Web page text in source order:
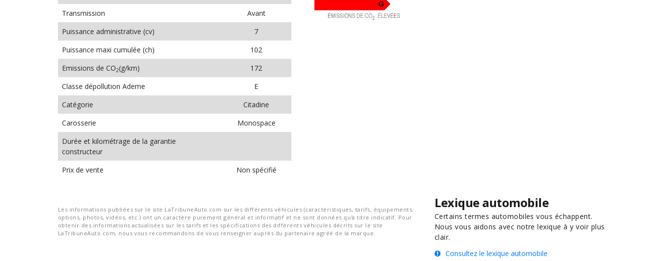
Transmission
Avant
Puissance administrative (cv)
7
Puissance maxi cumulée (ch)
102
Emissions de CO2(g/km)
172
Classe dépollution Ademe
E
Catégorie
Citadine
Carosserie
Monospace
Durée et kilométrage de la garantie
constructeur
Prix de vente
Non spécifié
Les informations publiées sur le site LaTribuneAuto.com sur les différents véhicules (caractéristiques, tarifs, équipements,
options, photos, vidéos, etc.) ont un caractère purement général et informatif et ne sont données qu'à titre indicatif. Pour
obtenir des informations actualisées sur les tarifs et les spécifications des différents véhicules décrits sur le site
LaTribuneAuto.com, nous vous recommandons de vous renseigner auprès du partenaire agréé de la marque.
Lexique automobile
Certains termes automobiles vous échappent.
Nous vous aidons avec notre lexique à y voir plus
clair.
Consultez le lexique automobile